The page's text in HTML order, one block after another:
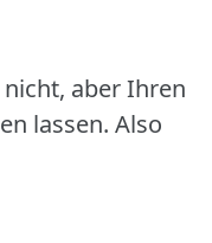
aber Ihren
lassen. Also